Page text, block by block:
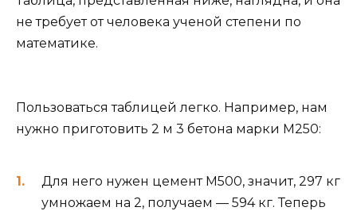
не требует от человека ученой степени по
математике.
Пользоваться таблицей легко. Например, нам
нужно приготовить 2 м 3 бетона марки М250:
Для него нужен цемент М500, значит, 297 кг
умножаем на 2, получаем — 594 кг. Теперь